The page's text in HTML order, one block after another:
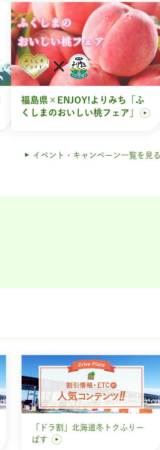
福島県×ENJOY!よりみち「ふ
くしまのおいしい桃フェア」
イベント・キャンペーン一覧を見る
「ドラ割」北海道冬トクふりー
ぱす